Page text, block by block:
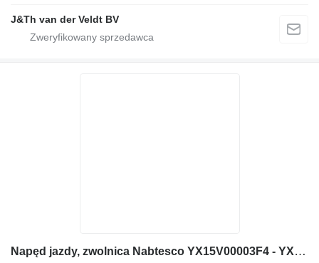
J&Th van der Veldt BV
Napęd jazdy, zwolnica Nabtesco YX15V00003F4 - YX15V00003F2 do maszyn budowlanych Kobelco E115SR E135SR SK135SR SK135SRL E135SRLC SK115SRDZ SK135SRLC SK135SR-1E SK135SRL-1E SK115SRDZ-1E SK135SRLC-1E